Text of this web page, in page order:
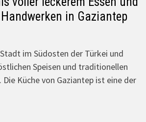
in Gaziantep
im Südosten der Türkei und
Speisen und traditionellen
Küche von Gaziantep ist eine der